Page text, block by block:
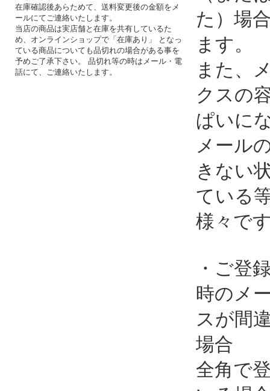
在庫確認後あらためて、送料変更後の金額をメ
ールにてご連絡いたします。
当店の商品は実店舗と在庫を共有しているた
め、オンラインショップで「在庫あり」 となっ
ている商品についても品切れの場合がある事を
予めご了承下さい。 品切れ等の時はメール・電
話にて、ご連絡いたします。
た）場
ます。
また、
クスの
ぱいに
メール
きない
ている
様々で
・ご登
時のメ
スが間
場合
全角で